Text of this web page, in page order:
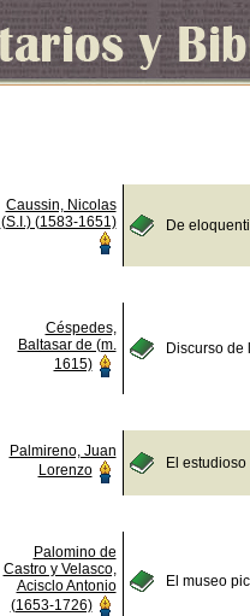
Caussin, Nicolas
(S.I.) (1583-1651)
De
Céspedes,
Baltasar de (m.
1615)
Discurso de
Palmireno, Juan
Lorenzo
El
Palomino de
Castro y Velasco,
Acisclo Antonio
(1653-1726)
El museo